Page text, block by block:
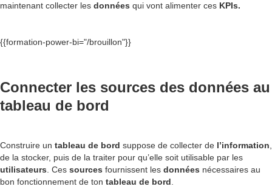
maintenant collecter les données qui vont alimenter ces KPIs.
{{formation-power-bi="/brouillon"}}
Connecter les sources des données au
tableau de bord
Construire un tableau de bord suppose de collecter de l’information
de la stocker, puis de la traiter pour qu’elle soit utilisable par les
utilisateurs . Ces sources fournissent les données nécessaires au
bon fonctionnement de ton tableau de bord